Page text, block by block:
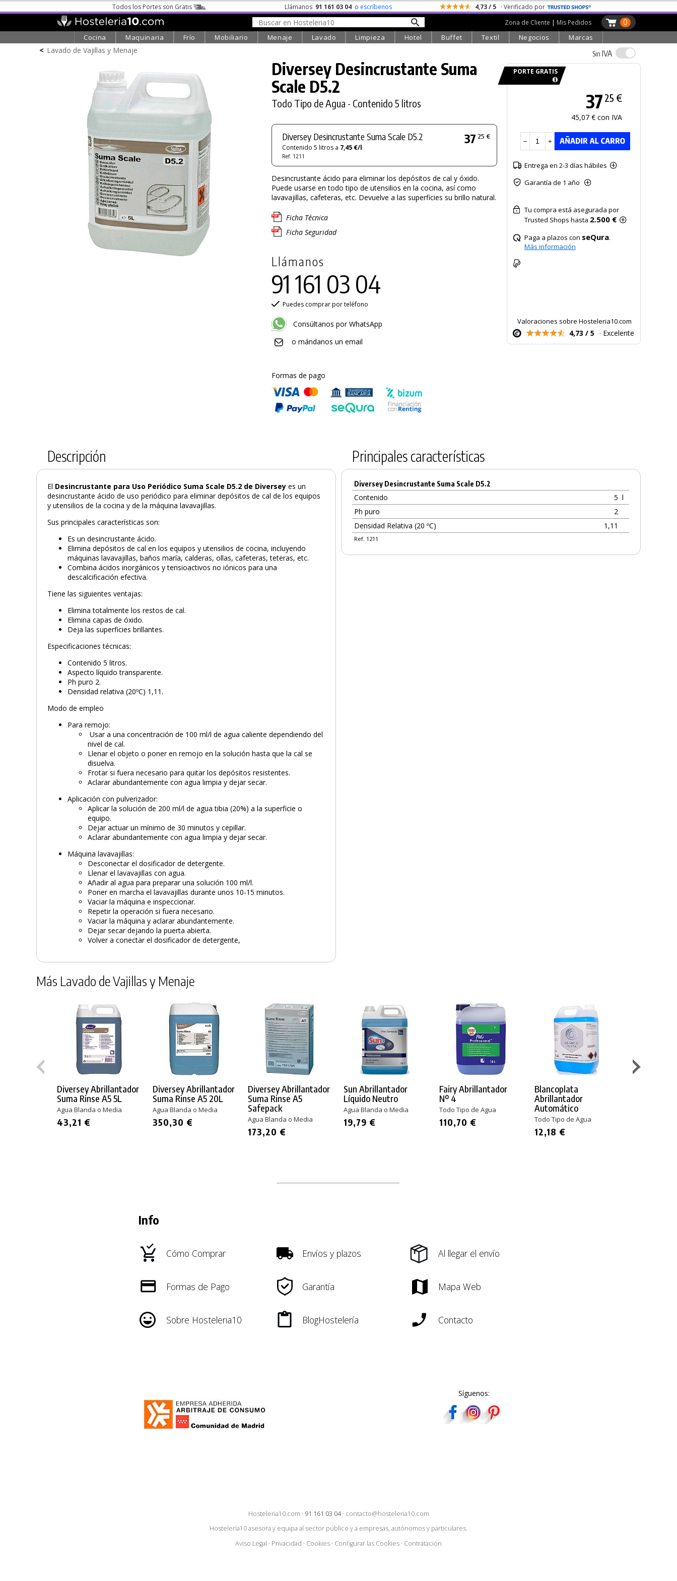
Todos los Portes son Gratis Llámanos 91 161 03 04 o escríbenos 4,73 / 5 · Verificado por
0
Zona de Cliente | Mis Pedidos
Cocina Maquinaria Frío Mobiliario Menaje Lavado Limpieza Hotel Buffet Textil Negocios Marcas
< Lavado de Vajillas y Menaje
PRODUCTO AÑADIDO AL CARRITO
Diversey Desincrustante Suma
Scale D5.2
Todo Tipo de Agua - Contenido 5 litros
Diversey Desincrustante Suma Scale D5.2
Contenido 5 litros a 7,45 €/l
Ref. 1211
37 25 €
Desincrustante ácido para eliminar los depósitos de cal y óxido.
Puede usarse en todo tipo de utensilios en la cocina, así como
lavavajillas, cafeteras, etc. Devuelve a las superficies su brillo natural.
Ficha Técnica
Ficha Seguridad
Llámanos
91 161 03 04
Puedes comprar por teléfono
Consúltanos por WhatsApp
o mándanos un email
Formas de pago
Sin IVA
PORTE GRATIS
37 25 €
45,07 € con IVA
– +
Entrega en 2-3 días hábiles
Garantía de 1 año
Tu compra está asegurada por
Trusted Shops hasta 2.500 €
Paga a plazos con seQura.
Más información
Valoraciones sobre Hosteleria10.com
4,73 / 5 · Excelente
Descripción
El Desincrustante para Uso Periódico Suma Scale D5.2 de Diversey es un
desincrustante ácido de uso periódico para eliminar depósitos de cal de los equipos
y utensilios de la cocina y de la máquina lavavajillas.
Sus principales características son:
Es un desincrustante ácido.
Elimina depósitos de cal en los equipos y utensilios de cocina, incluyendo
máquinas lavavajillas, baños maría, calderas, ollas, cafeteras, teteras, etc.
Combina ácidos inorgánicos y tensioactivos no iónicos para una
descalcificación efectiva.
Tiene las siguientes ventajas:
Elimina totalmente los restos de cal.
Elimina capas de óxido.
Deja las superficies brillantes.
Especificaciones técnicas:
Contenido 5 litros.
Aspecto líquido transparente.
Ph puro 2.
Densidad relativa (20ºC) 1,11.
Modo de empleo
Para remojo:
Usar a una concentración de 100 ml/l de agua caliente dependiendo del
nivel de cal.
Llenar el objeto o poner en remojo en la solución hasta que la cal se
disuelva.
Frotar si fuera necesario para quitar los depósitos resistentes.
Aclarar abundantemente con agua limpia y dejar secar.
Aplicación con pulverizador:
Aplicar la solución de 200 ml/l de agua tibia (20%) a la superficie o
equipo.
Dejar actuar un mínimo de 30 minutos y cepillar.
Aclarar abundantemente con agua limpia y dejar secar.
Máquina lavavajillas:
Desconectar el dosificador de detergente.
Llenar el lavavajillas con agua.
Añadir al agua para preparar una solución 100 ml/l.
Poner en marcha el lavavajillas durante unos 10-15 minutos.
Vaciar la máquina e inspeccionar.
Repetir la operación si fuera necesario.
Vaciar la máquina y aclarar abundantemente.
Dejar secar dejando la puerta abierta.
Volver a conectar el dosificador de detergente,
Principales características
Diversey Desincrustante Suma Scale D5.2
Contenido 5 l
Ph puro
2
Densidad Relativa (20 ºC)
1,11
Ref. 1211
Más Lavado de Vajillas y Menaje
Diversey Abrillantador
Suma Rinse A5 5L
Agua Blanda o Media
43,21 €
Diversey Abrillantador
Suma Rinse A5 20L
Agua Blanda o Media
350,30 €
Diversey Abrillantador
Suma Rinse A5
Safepack
Agua Blanda o Media
173,20 €
Sun Abrillantador
Líquido Neutro
Agua Blanda o Media
19,79 €
Fairy Abrillantador
Nº 4
Todo Tipo de Agua
110,70 €
Blancoplata
Abrillantador
Automático
Todo Tipo de Agua
12,18 €
Info
Cómo Comprar Envíos y plazos Al llegar el envío
Formas de Pago Garantía Mapa Web
Sobre Hosteleria10 BlogHostelería Contacto
Síguenos:
Hosteleria10.com · 91 161 03 04· contacto@hosteleria10.com
Hosteleria10 asesora y equipa al sector público y a empresas, autónomos y particulares.
Aviso Legal · Privacidad · Cookies · Configurar las Cookies · Contratación